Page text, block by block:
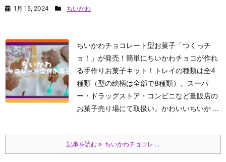
1月 15, 2024 ちいかわ
ちいかわチョコレート型お菓子「つくっチ
ョ！」が発売！簡単にちいかわチョコが作れ
る手作りお菓子キット！トレイの種類は全4
種類（型の絵柄は全部で8種類）。スーパ
ー・ドラッグストア・コンビニなど量販店の
お菓子売り場にて取扱い。かわいいちいか ...
記事を読む ちいかわチョコレ ...